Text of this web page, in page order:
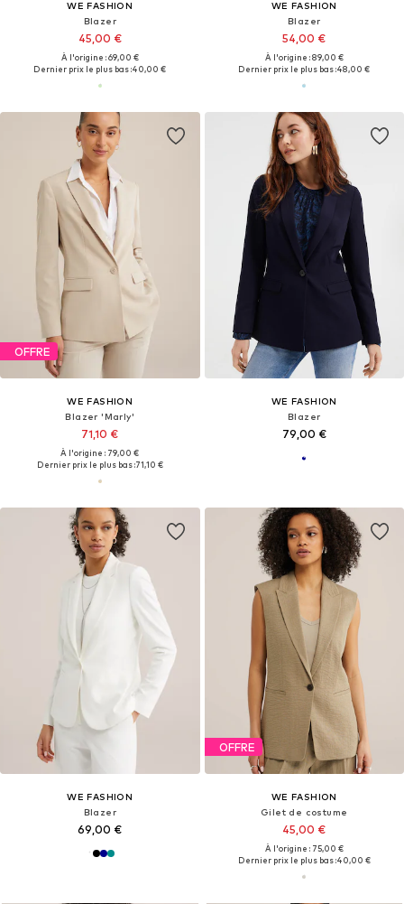
WE FASHION
Blazer
45,00 €
À l'origine : 69,00 €
Dernier prix le plus bas :40,00 €
WE FASHION
Blazer
54,00 €
À l'origine : 89,00 €
Dernier prix le plus bas :48,00 €
OFFRE
WE FASHION
Blazer 'Marly'
71,10 €
À l'origine : 79,00 €
Dernier prix le plus bas :71,10 €
WE FASHION
Blazer
79,00 €
WE FASHION
Blazer
69,00 €
OFFRE
WE FASHION
Gilet de costume
45,00 €
À l'origine : 75,00 €
Dernier prix le plus bas :40,00 €